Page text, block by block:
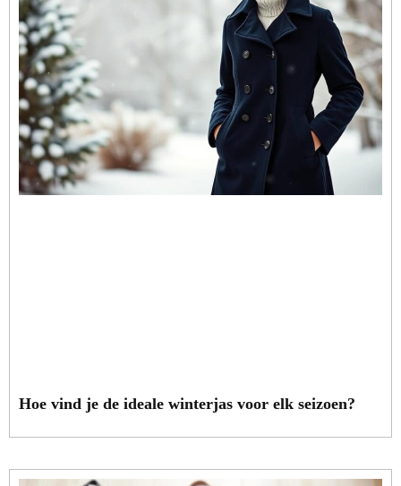
Hoe vind je de ideale winterjas voor elk seizoen?